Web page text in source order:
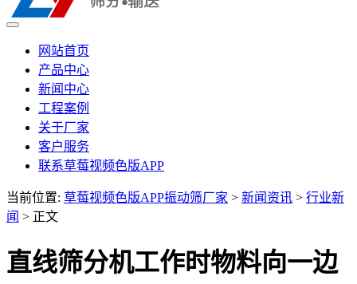
网站首页
产品中心
新闻中心
工程案例
关于厂家
客户服务
联系草莓视频色版APP
当前位置: 草莓视频色版APP振动筛厂家 > 新闻资讯 > 行业新
闻 > 正文
直线筛分机工作时物料向一边